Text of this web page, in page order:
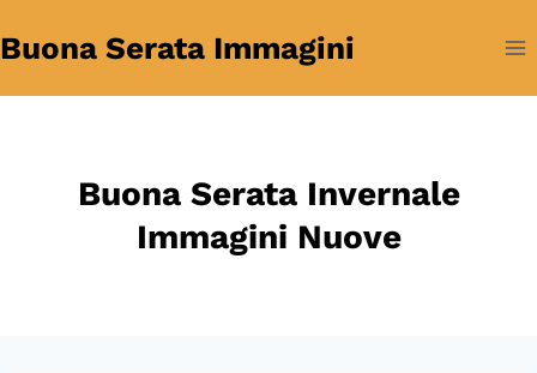
al
Buona Serata Immagini
Buona Serata Invernale
Immagini Nuove